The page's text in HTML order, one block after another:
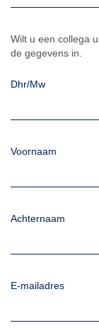
Wilt u een collega
de gegevens in.
Dhr/Mw
Voornaam
Achternaam
E-mailadres